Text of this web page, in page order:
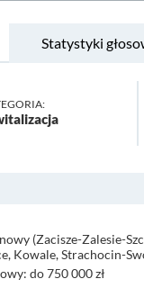
Statystyki
(Zacisze-Zalesie-
Kowale, Strachocin-
do 750 000 zł